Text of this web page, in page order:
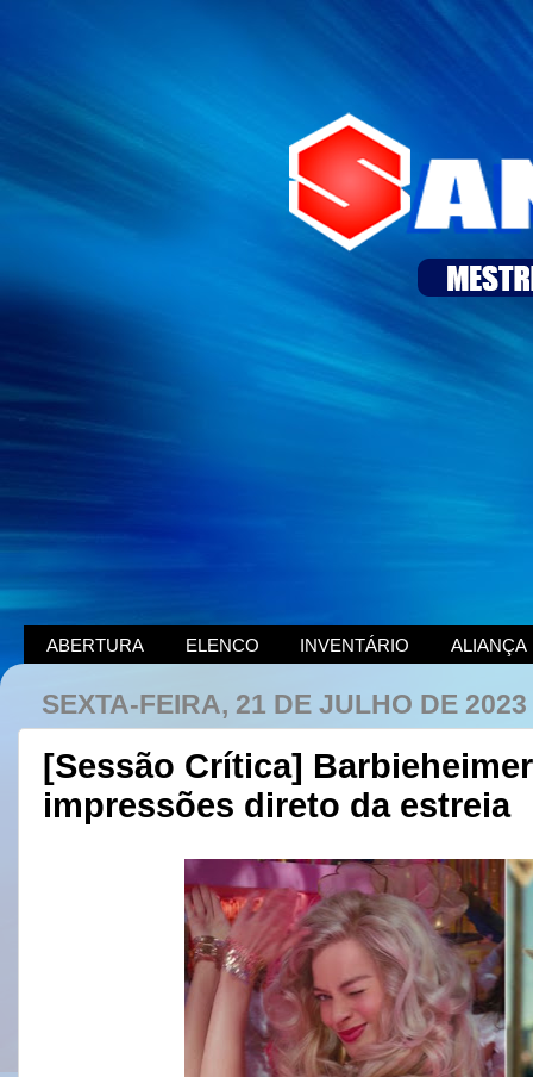
ABERTURA ELENCO INVENTÁRIO ALIANÇA
SEXTA-FEIRA, 21 DE JULHO DE 2023
[Sessão Crítica]
impressões direto da estreia